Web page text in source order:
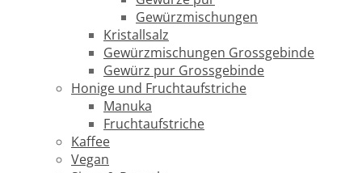
Gewürzmischungen
Kristallsalz
Gewürzmischungen Grossgebinde
Gewürz pur Grossgebinde
Honige und Fruchtaufstriche
Manuka
Fruchtaufstriche
Kaffee
Vegan